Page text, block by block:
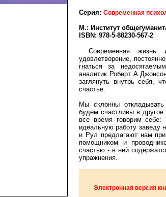
Серия: Современная
М.: Институт
ISBN: 978-5-88230-567-2
Современная
удовлетворение,
гнаться за
аналитик Роберт
заглянуть внутрь себя,
счастье.
Мы склонны
будем счастливы в
все время говорим себе:
идеальную работу заведу
и Рул предлагают нам
помощником и
счастью - в ней
упражнения.
Электронная версия